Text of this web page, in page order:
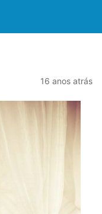
16 anos atrás